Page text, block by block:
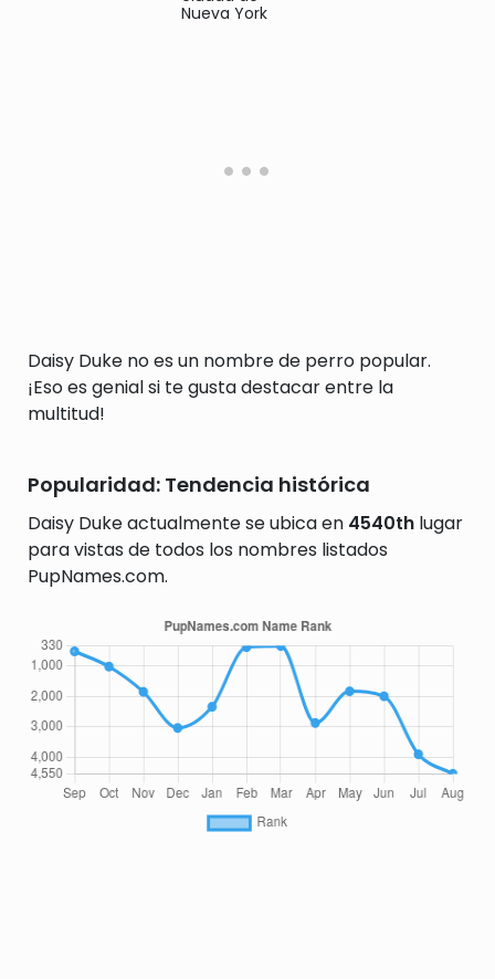
Nueva York
Daisy Duke no es un nombre de perro popular.
¡Eso es genial si te gusta destacar entre la
multitud!
Popularidad: Tendencia histórica
Daisy Duke actualmente se ubica en 4540th lugar
para vistas de todos los nombres listados
PupNames.com.